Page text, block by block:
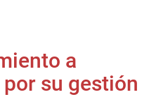
a
su gestión